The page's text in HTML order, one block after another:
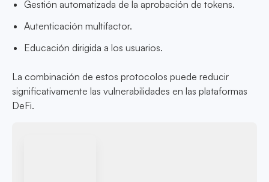
Gestión automatizada de la aprobación de tokens.
Autenticación multifactor.
Educación dirigida a los usuarios.
La combinación de estos protocolos puede reducir
significativamente las vulnerabilidades en las plataformas
DeFi.